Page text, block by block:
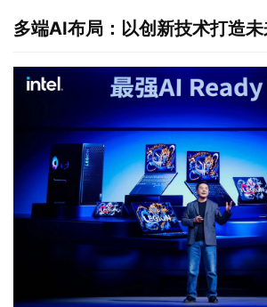
多端AI布局：以创新技术打造